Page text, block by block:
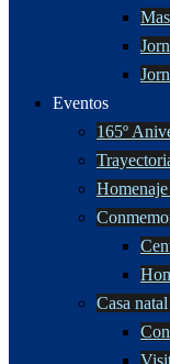
Eventos
165º
Casa